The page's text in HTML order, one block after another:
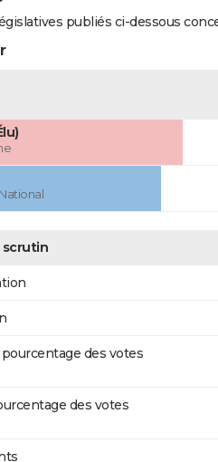
publiés ci-dessous
scrutin
des votes
des votes